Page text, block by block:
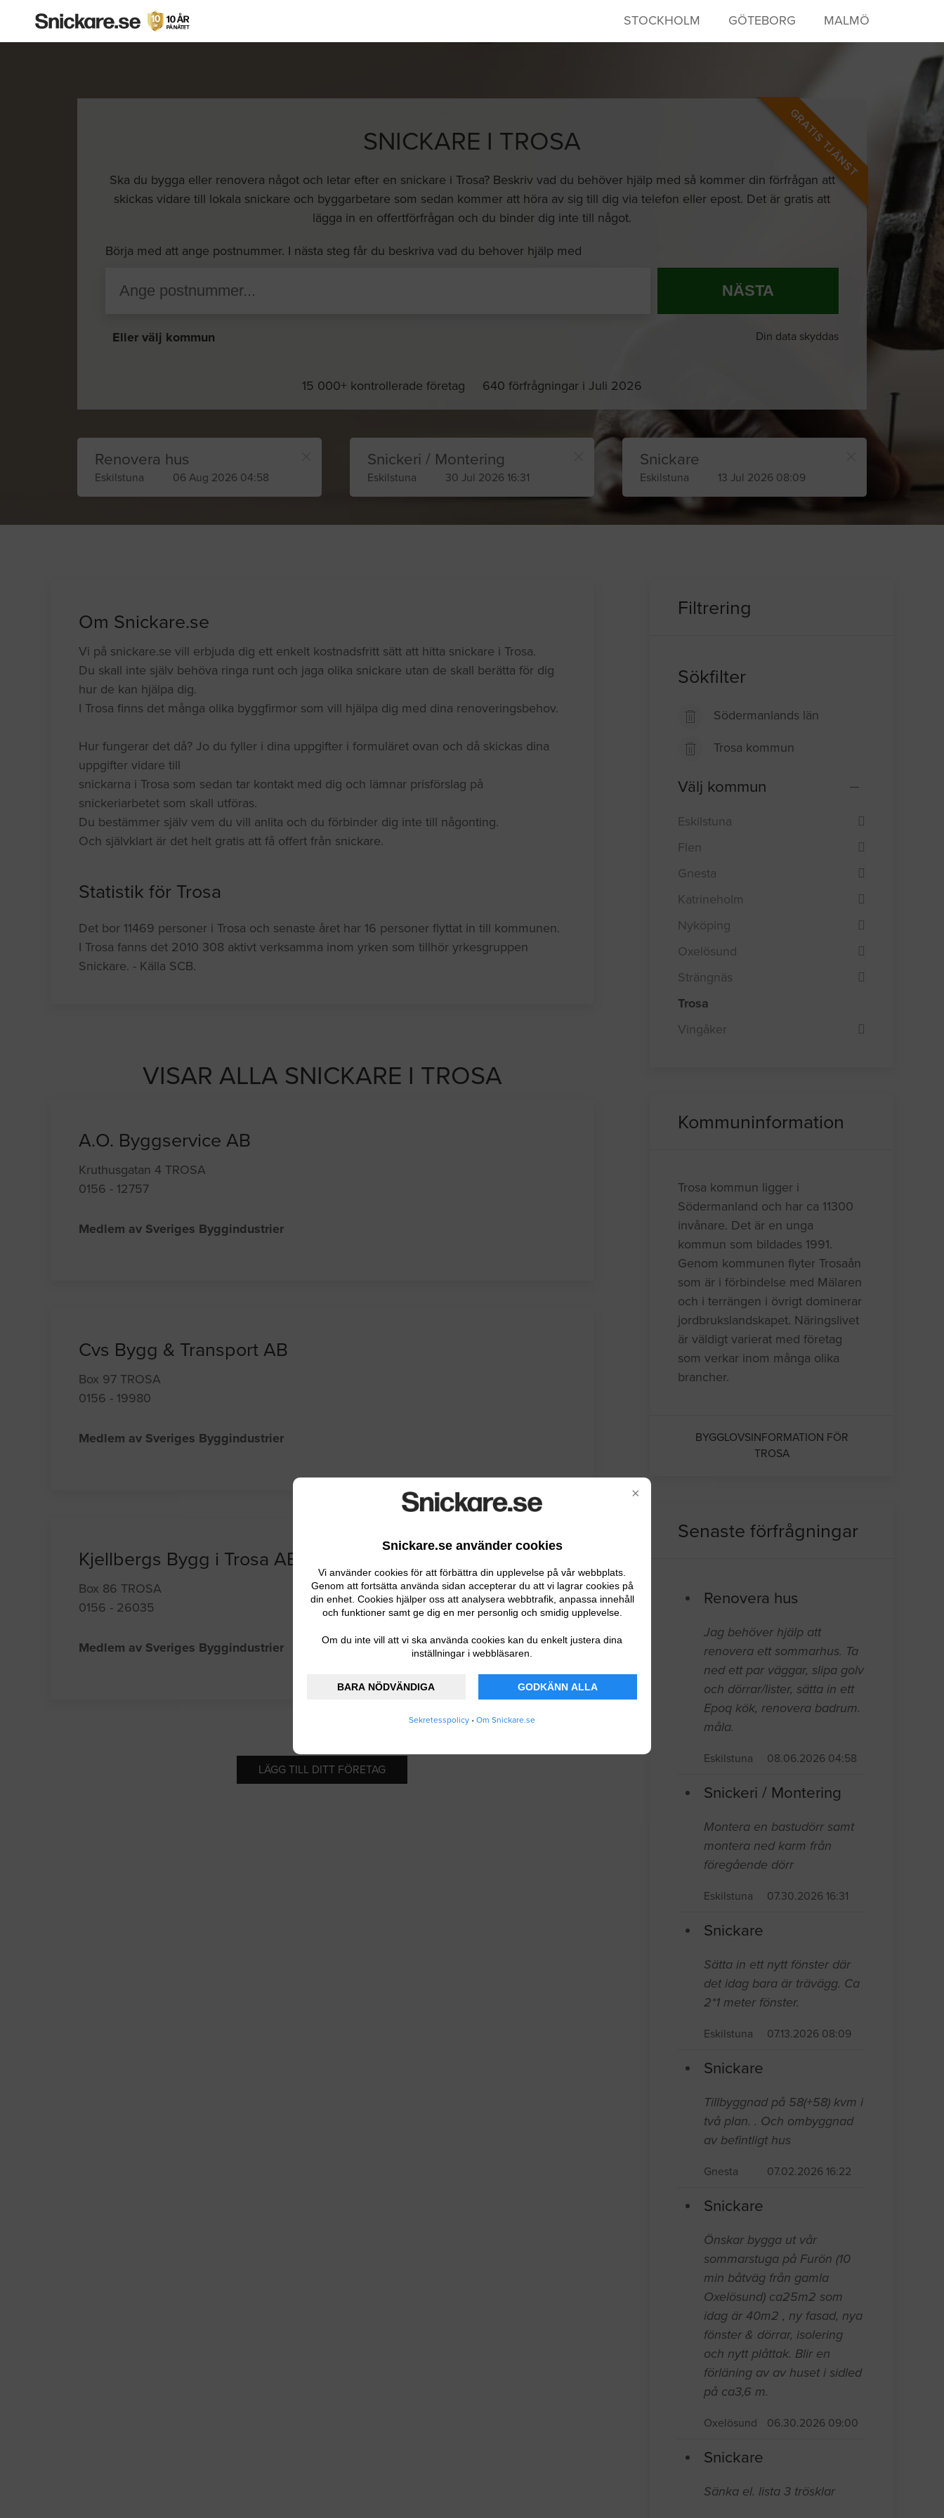
×
Snickare.se använder cookies
Vi använder cookies för att förbättra din upplevelse på vår webbplats.
Genom att fortsätta använda sidan accepterar du att vi lagrar cookies på
din enhet. Cookies hjälper oss att analysera webbtrafik, anpassa innehåll
och funktioner samt ge dig en mer personlig och smidig upplevelse.
Om du inte vill att vi ska använda cookies kan du enkelt justera dina
inställningar i webbläsaren.
BARA NÖDVÄNDIGA GODKÄNN ALLA
Sekretesspolicy • Om Snickare.se
STOCKHOLM GÖTEBORG MALMÖ
GRATIS TJÄNST
SNICKARE I TROSA
Ska du bygga eller renovera något och letar efter en snickare i Trosa? Beskriv vad du behöver hjälp med så kommer din förfrågan att
skickas vidare till lokala snickare och byggarbetare som sedan kommer att höra av sig till dig via telefon eller epost. Det är gratis att
lägga in en offertförfrågan och du binder dig inte till något.
Börja med att ange postnummer. I nästa steg får du beskriva vad du behover hjälp med
NÄSTA
Eller välj kommun Din data skyddas
15 000+ kontrollerade företag 640 förfrågningar i Juli 2026
Renovera hus
Eskilstuna 06 Aug 2026 04:58
Snickeri / Montering
Eskilstuna 30 Jul 2026 16:31
Snickare
Eskilstuna 13 Jul 2026 08:09
Om Snickare.se
Vi på snickare.se vill erbjuda dig ett enkelt kostnadsfritt sätt att hitta snickare i Trosa.
Du skall inte själv behöva ringa runt och jaga olika snickare utan de skall berätta för dig
hur de kan hjälpa dig.
I Trosa finns det många olika byggfirmor som vill hjälpa dig med dina renoveringsbehov.
Hur fungerar det då? Jo du fyller i dina uppgifter i formuläret ovan och då skickas dina
uppgifter vidare till
snickarna i Trosa som sedan tar kontakt med dig och lämnar prisförslag på
snickeriarbetet som skall utföras.
Du bestämmer själv vem du vill anlita och du förbinder dig inte till någonting.
Och självklart är det helt gratis att få offert från snickare.
Statistik för Trosa
Det bor 11469 personer i Trosa och senaste året har 16 personer flyttat in till kommunen.
I Trosa fanns det 2010 308 aktivt verksamma inom yrken som tillhör yrkesgruppen
Snickare. - Källa SCB.
VISAR ALLA SNICKARE I TROSA
A.O. Byggservice AB
Kruthusgatan 4 TROSA
0156 - 12757
Medlem av Sveriges Byggindustrier
Cvs Bygg & Transport AB
Box 97 TROSA
0156 - 19980
Medlem av Sveriges Byggindustrier
Kjellbergs Bygg i Trosa AB
Box 86 TROSA
0156 - 26035
Medlem av Sveriges Byggindustrier
LÄGG TILL DITT FÖRETAG
Filtrering
Sökfilter
Södermanlands län
Trosa kommun
Välj kommun
Eskilstuna
Flen
Gnesta
Katrineholm
Nyköping
Oxelösund
Strängnäs
Trosa
Vingåker
Kommuninformation
Trosa kommun ligger i
Södermanland och har ca 11300
invånare. Det är en unga
kommun som bildades 1991.
Genom kommunen flyter Trosaån
som är i förbindelse med Mälaren
och i terrängen i övrigt dominerar
jordbrukslandskapet. Näringslivet
är väldigt varierat med företag
som verkar inom många olika
brancher.
BYGGLOVSINFORMATION FÖR
TROSA
Senaste förfrågningar
Renovera hus
Jag behöver hjälp att
renovera ett sommarhus. Ta
ned ett par väggar, slipa golv
och dörrar/lister, sätta in ett
Epoq kök, renovera badrum.
måla.
Eskilstuna 08.06.2026 04:58
Snickeri / Montering
Montera en bastudörr samt
montera ned karm från
föregående dörr
Eskilstuna 07.30.2026 16:31
Snickare
Sätta in ett nytt fönster där
det idag bara är trävägg. Ca
2*1 meter fönster.
Eskilstuna 07.13.2026 08:09
Snickare
Tillbyggnad på 58(+58) kvm i
två plan. . Och ombyggnad
av befintligt hus
Gnesta 07.02.2026 16:22
Snickare
Önskar bygga ut vår
sommarstuga på Furön (10
min båtväg från gamla
Oxelösund) ca25m2 som
idag är 40m2 , ny fasad, nya
fönster & dörrar, isolering
och nytt plåttak. Blir en
förläning av av huset i sidled
på ca3,6 m.
Oxelösund 06.30.2026 09:00
Snickare
Sänka el. lista 3 trösklar